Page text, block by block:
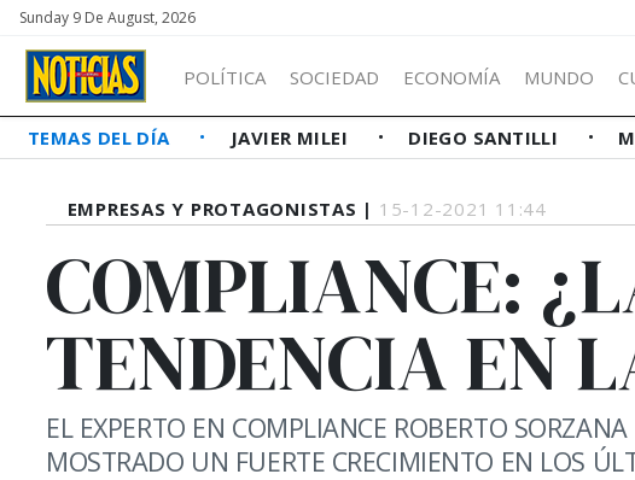
Sunday 9 De August, 2026
POLÍTICA SOCIEDAD ECONOMÍA MUNDO
TEMAS DEL DÍA JAVIER MILEI DIEGO SANTILLI
EMPRESAS Y PROTAGONISTAS | 15-12-2021 11:44
COMPLIANCE:
TENDENCIA EN
EL EXPERTO EN COMPLIANCE ROBERTO
MOSTRADO UN FUERTE CRECIMIENTO EN LOS